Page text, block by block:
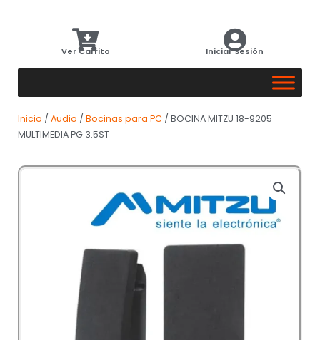
Ver Carrito Iniciar Sesión
Inicio / Audio / Bocinas para PC / BOCINA MITZU 18-9205
MULTIMEDIA PG 3.5ST